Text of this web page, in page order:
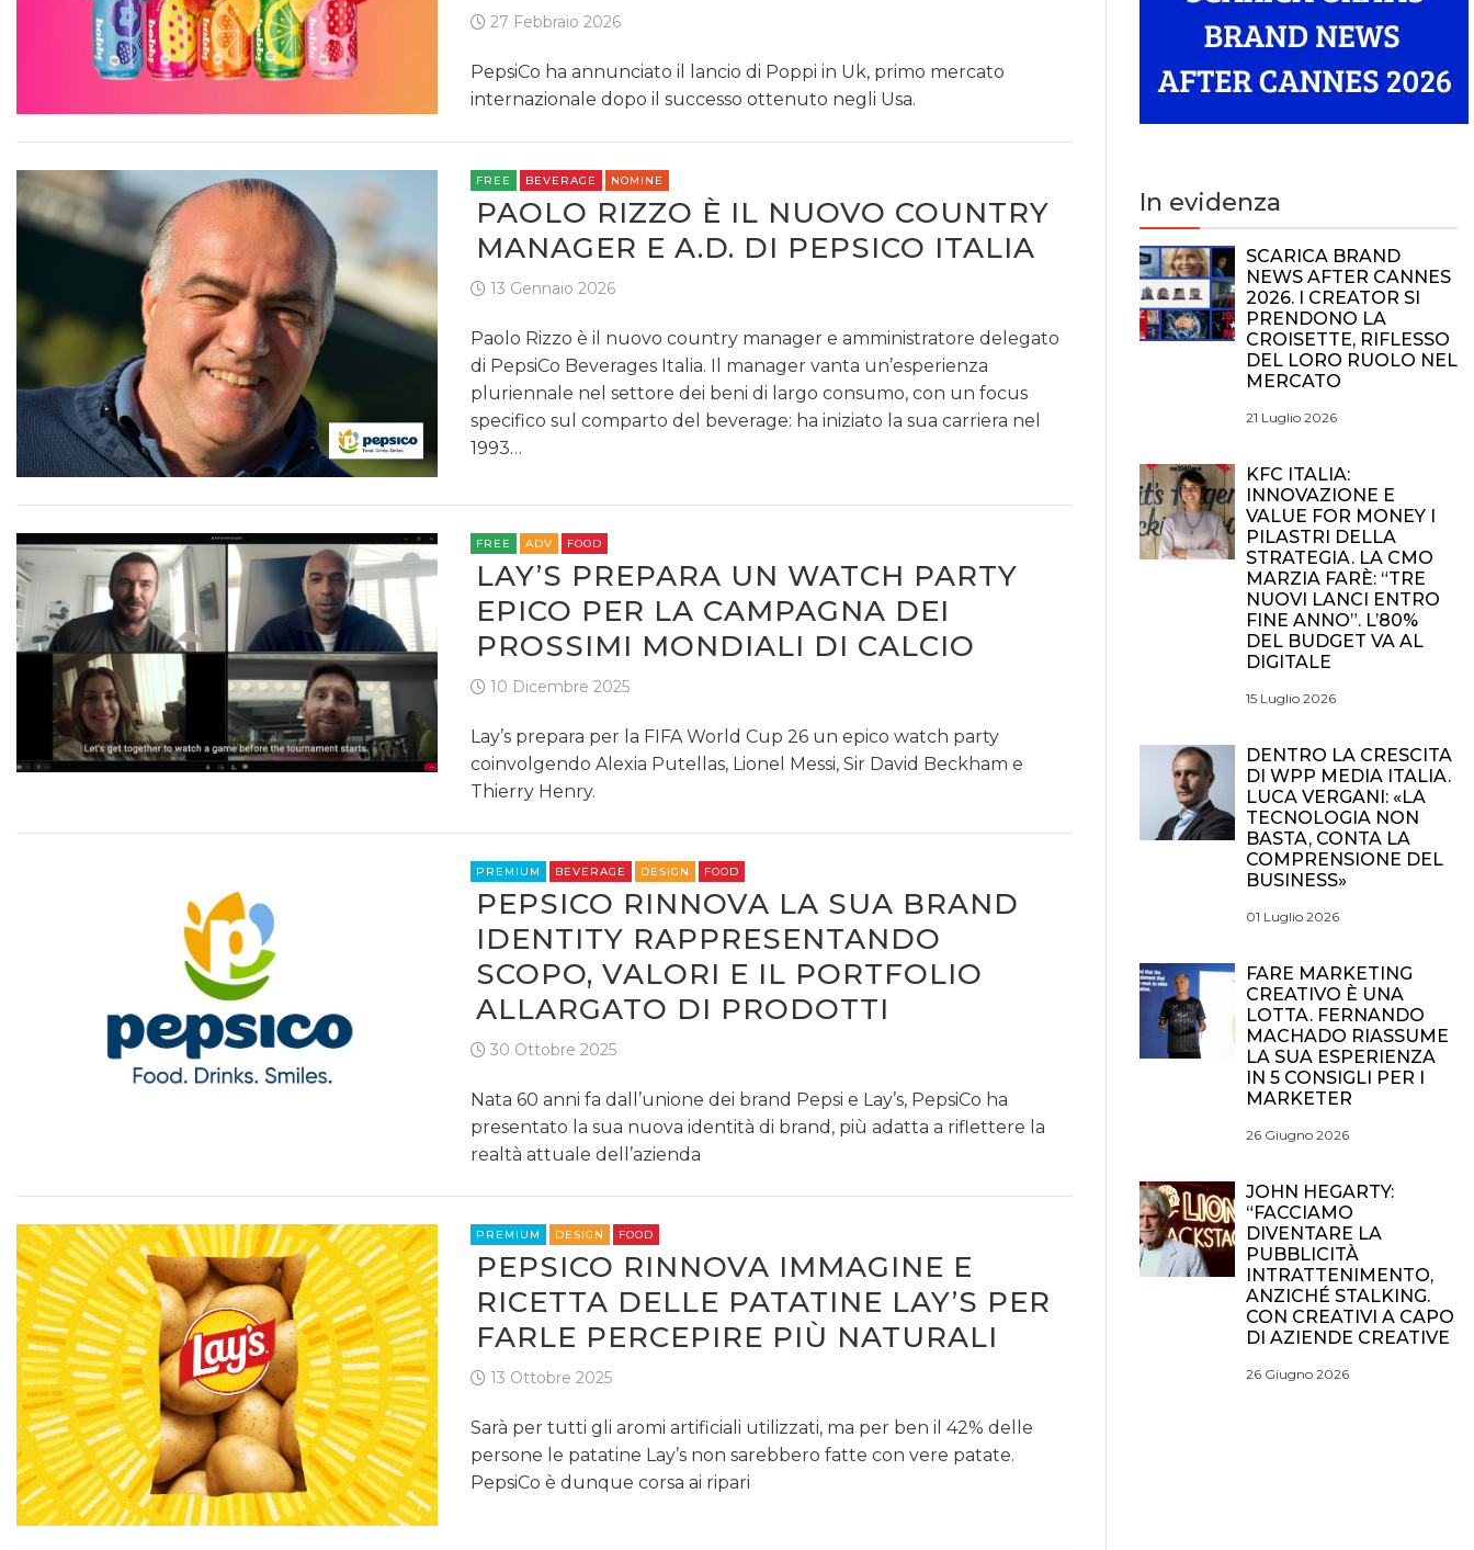
27 Febbraio 2026
PepsiCo ha annunciato il lancio di Poppi in Uk, primo mercato
internazionale dopo il successo ottenuto negli Usa.
FREE BEVERAGE NOMINE
PAOLO RIZZO È IL NUOVO COUNTRY
MANAGER E A.D. DI PEPSICO ITALIA
13 Gennaio 2026
Paolo Rizzo è il nuovo country manager e amministratore delegato
di PepsiCo Beverages Italia. Il manager vanta un’esperienza
pluriennale nel settore dei beni di largo consumo, con un focus
specifico sul comparto del beverage: ha iniziato la sua carriera nel
1993…
FREE ADV FOOD
LAY’S PREPARA UN WATCH PARTY
EPICO PER LA CAMPAGNA DEI
PROSSIMI MONDIALI DI CALCIO
10 Dicembre 2025
Lay’s prepara per la FIFA World Cup 26 un epico watch party
coinvolgendo Alexia Putellas, Lionel Messi, Sir David Beckham e
Thierry Henry.
PREMIUM BEVERAGE DESIGN FOOD
PEPSICO RINNOVA LA SUA BRAND
IDENTITY RAPPRESENTANDO
SCOPO, VALORI E IL PORTFOLIO
ALLARGATO DI PRODOTTI
30 Ottobre 2025
Nata 60 anni fa dall’unione dei brand Pepsi e Lay’s, PepsiCo ha
presentato la sua nuova identità di brand, più adatta a riflettere la
realtà attuale dell’azienda
PREMIUM DESIGN FOOD
PEPSICO RINNOVA IMMAGINE E
RICETTA DELLE PATATINE LAY’S PER
FARLE PERCEPIRE PIÙ NATURALI
13 Ottobre 2025
Sarà per tutti gli aromi artificiali utilizzati, ma per ben il 42% delle
persone le patatine Lay’s non sarebbero fatte con vere patate.
PepsiCo è dunque corsa ai ripari
In evidenza
SCARICA BRAND
NEWS AFTER CANNES
2026. I CREATOR SI
PRENDONO LA
CROISETTE, RIFLESSO
DEL LORO RUOLO NEL
MERCATO
21 Luglio 2026
KFC ITALIA:
INNOVAZIONE E
VALUE FOR MONEY I
PILASTRI DELLA
STRATEGIA. LA CMO
MARZIA FARÈ: “TRE
NUOVI LANCI ENTRO
FINE ANNO”. L’80%
DEL BUDGET VA AL
DIGITALE
15 Luglio 2026
DENTRO LA CRESCITA
DI WPP MEDIA ITALIA.
LUCA VERGANI: «LA
TECNOLOGIA NON
BASTA, CONTA LA
COMPRENSIONE DEL
BUSINESS»
01 Luglio 2026
FARE MARKETING
CREATIVO È UNA
LOTTA. FERNANDO
MACHADO RIASSUME
LA SUA ESPERIENZA
IN 5 CONSIGLI PER I
MARKETER
26 Giugno 2026
JOHN HEGARTY:
“FACCIAMO
DIVENTARE LA
PUBBLICITÀ
INTRATTENIMENTO,
ANZICHÉ STALKING.
CON CREATIVI A CAPO
DI AZIENDE CREATIVE
26 Giugno 2026